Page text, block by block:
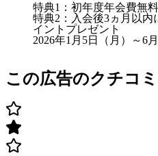
特典1：初年度年会費無料
特典2：入会後3ヵ月以内
イントプレゼント
2026年1月5日（月）～6
この広告のクチコミ